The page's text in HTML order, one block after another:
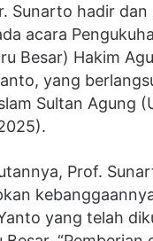
Sunarto hadir dan
acara
Besar) Hakim
yang
Sultan Agung
Prof.
yang telah